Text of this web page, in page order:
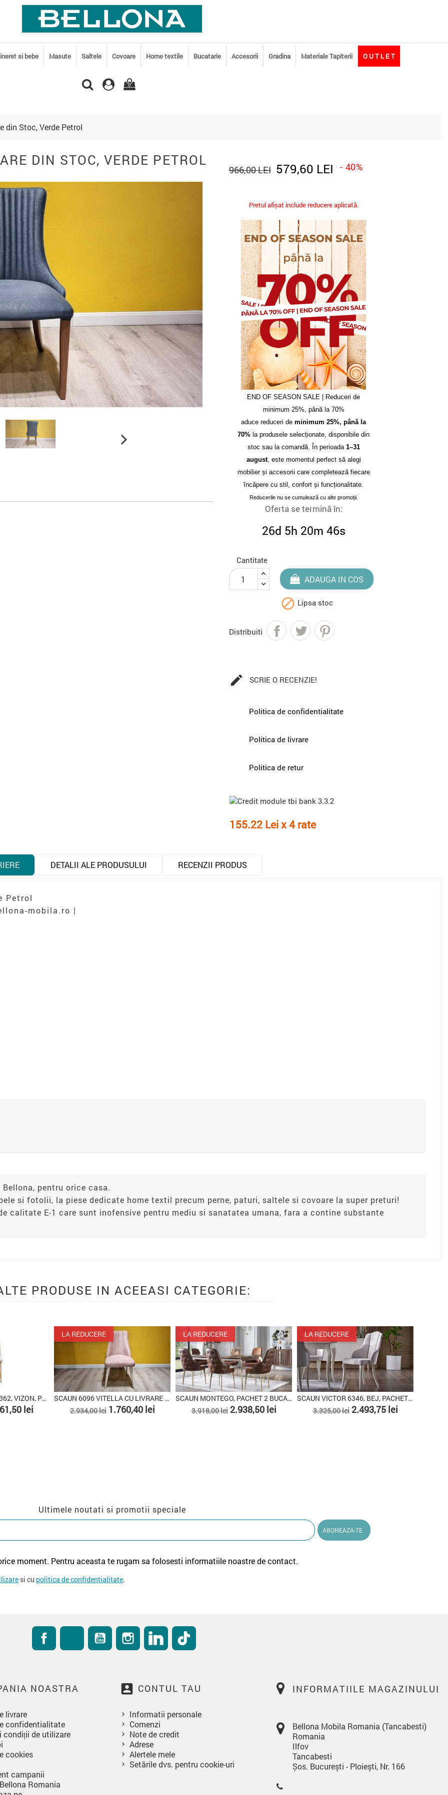
si bebe Masute Saltele Covoare Home textile Bucatarie Accesorii Gradina Materiale Tapiterii O U T L E T
0
din Stoc, Verde Petrol
DIN STOC, VERDE PETROL
579,60 LEI - 40%
966,00 LEI
Pretul afișat include reducere aplicată.
END OF SEASON SALE | Reduceri de
minimum 25%, până la 70%
aduce reduceri deminimum 25%, până la
70% la produsele selecționate, disponibile din
stoc sau la comandă. În perioada 1–31
august, este momentul perfect să alegi
mobilier și accesorii care completează fiecare
încăpere cu stil, confort și funcționalitate.
Reducerile nu se cumulează cu alte promoții.
Oferta se termină în:
26d 5h 20m 45s
Cantitate
ADAUGA IN COS
 Lipsa stoc
Distribuiti
 SCRIE O RECENZIE!
Politica de confidentialitate
Politica de livrare
Politica de retur
155.22 Lei x 4 rate
DETALII ALE PRODUSULUI RECENZII PRODUS
Petrol
mobila.ro |
pentru orice casa.
si fotolii, la piese dedicate home textil precum perne, paturi, saltele si covoare la super preturi!
calitate E-1 care sunt inofensive pentru mediu si sanatatea umana, fara a contine substante
PRODUSE IN ACEEASI CATEGORIE:
SCAUN MONTEGO, PACHET 2 BUCATI
lei
LA REDUCERE
SCAUN VICTOR 6346, BEJ, PACHET 2 BUCATI
Pret
3.325,00 leiPret
2.493,75 lei
LA REDUCERE
SCAUN BIROU TINERET MONA 6361, BEJ
Pret
1.639,00 leiPret
1.229,25 lei
LA REDUCERE
SCAUN 6358 ALTERNATIV BOHEEMS, PACHET 2 BUCATI
Pret
2.585,00 leiPret
1.938,75 lei
Ultimele noutati si promotii speciale
moment. Pentru aceasta te rugam sa folosesti informatiile noastre de contact.
si cu politica de confidentialitate.
FacebookRSS YouTube InstagramLinkedIn
NOASTRA
livrare
confidentialitate
condiții de utilizare
cookies
campanii
Romania
account_box CONTUL TAU
Informatii personale
Comenzi
Note de credit
Adrese
Alertele mele
Setările dvs. pentru cookie-uri
INFORMATIILE MAGAZINULUI
Bellona Mobila Romania (Tancabesti)
Romania
Ilfov
Tancabesti
Șos. Bucureşti - Ploieşti, Nr. 166